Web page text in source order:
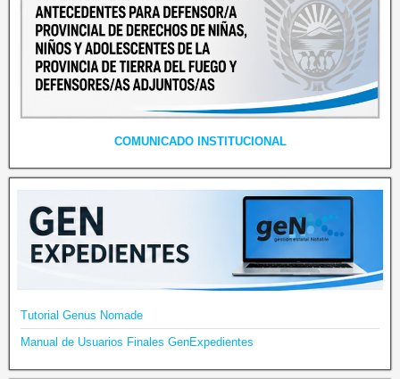
COMUNICADO INSTITUCIONAL
Tutorial Genus Nomade
Manual de Usuarios Finales GenExpedientes